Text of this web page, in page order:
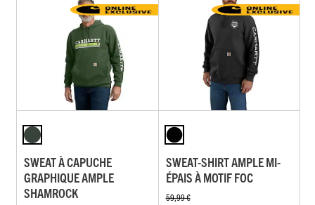
SWEAT À CAPUCHE
GRAPHIQUE AMPLE
SHAMROCK
SWEAT-SHIRT AMPLE MI-
ÉPAIS À MOTIF FOC
59,99 €